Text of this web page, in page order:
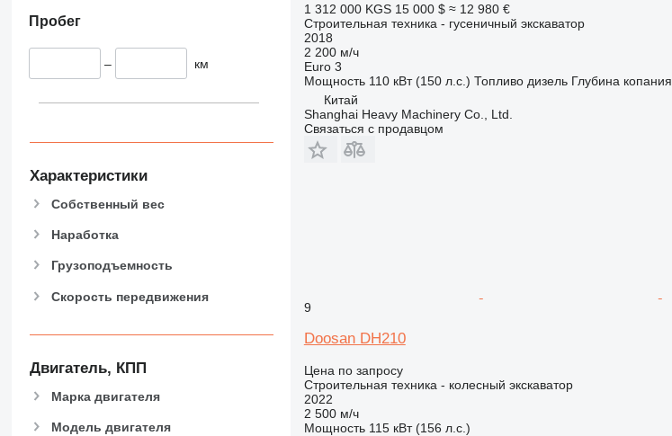
907
914
918
926
930
938
950
955
962
966
980
982
Пробег
– км
Характеристики
Собственный вес
Наработка
Грузоподъемность
Скорость передвижения
Двигатель, КПП
Марка двигателя
Модель двигателя
1 312 000 KGS 15 000 $ ≈ 12 980 €
Строительная техника - гусеничный экскаватор
2018
2 200 м/ч
Euro 3
Мощность 110 кВт (150 л.с.) Топливо дизель Глубина копания
Китай
Shanghai Heavy Machinery Co., Ltd.
Связаться с продавцом
9
Doosan DH210
Цена по запросу
Строительная техника - колесный экскаватор
2022
2 500 м/ч
Мощность 115 кВт (156 л.с.)